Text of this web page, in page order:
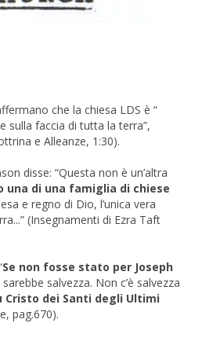
che la chiesa LDS è “
sulla faccia di tutta la terra”,
e Alleanze, 1:30).
disse: “Questa non è un’altra
una di una famiglia di chiese
e regno di Dio, l’unica vera
(Insegnamenti di Ezra Taft
Se non fosse stato per Joseph
salvezza. Non c’è salvezza
Cristo dei Santi degli Ultimi
pag.670).